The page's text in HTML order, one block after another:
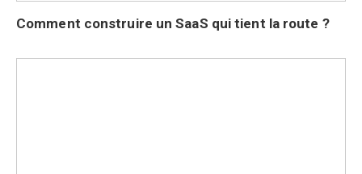
Comment construire un SaaS qui tient la route ?